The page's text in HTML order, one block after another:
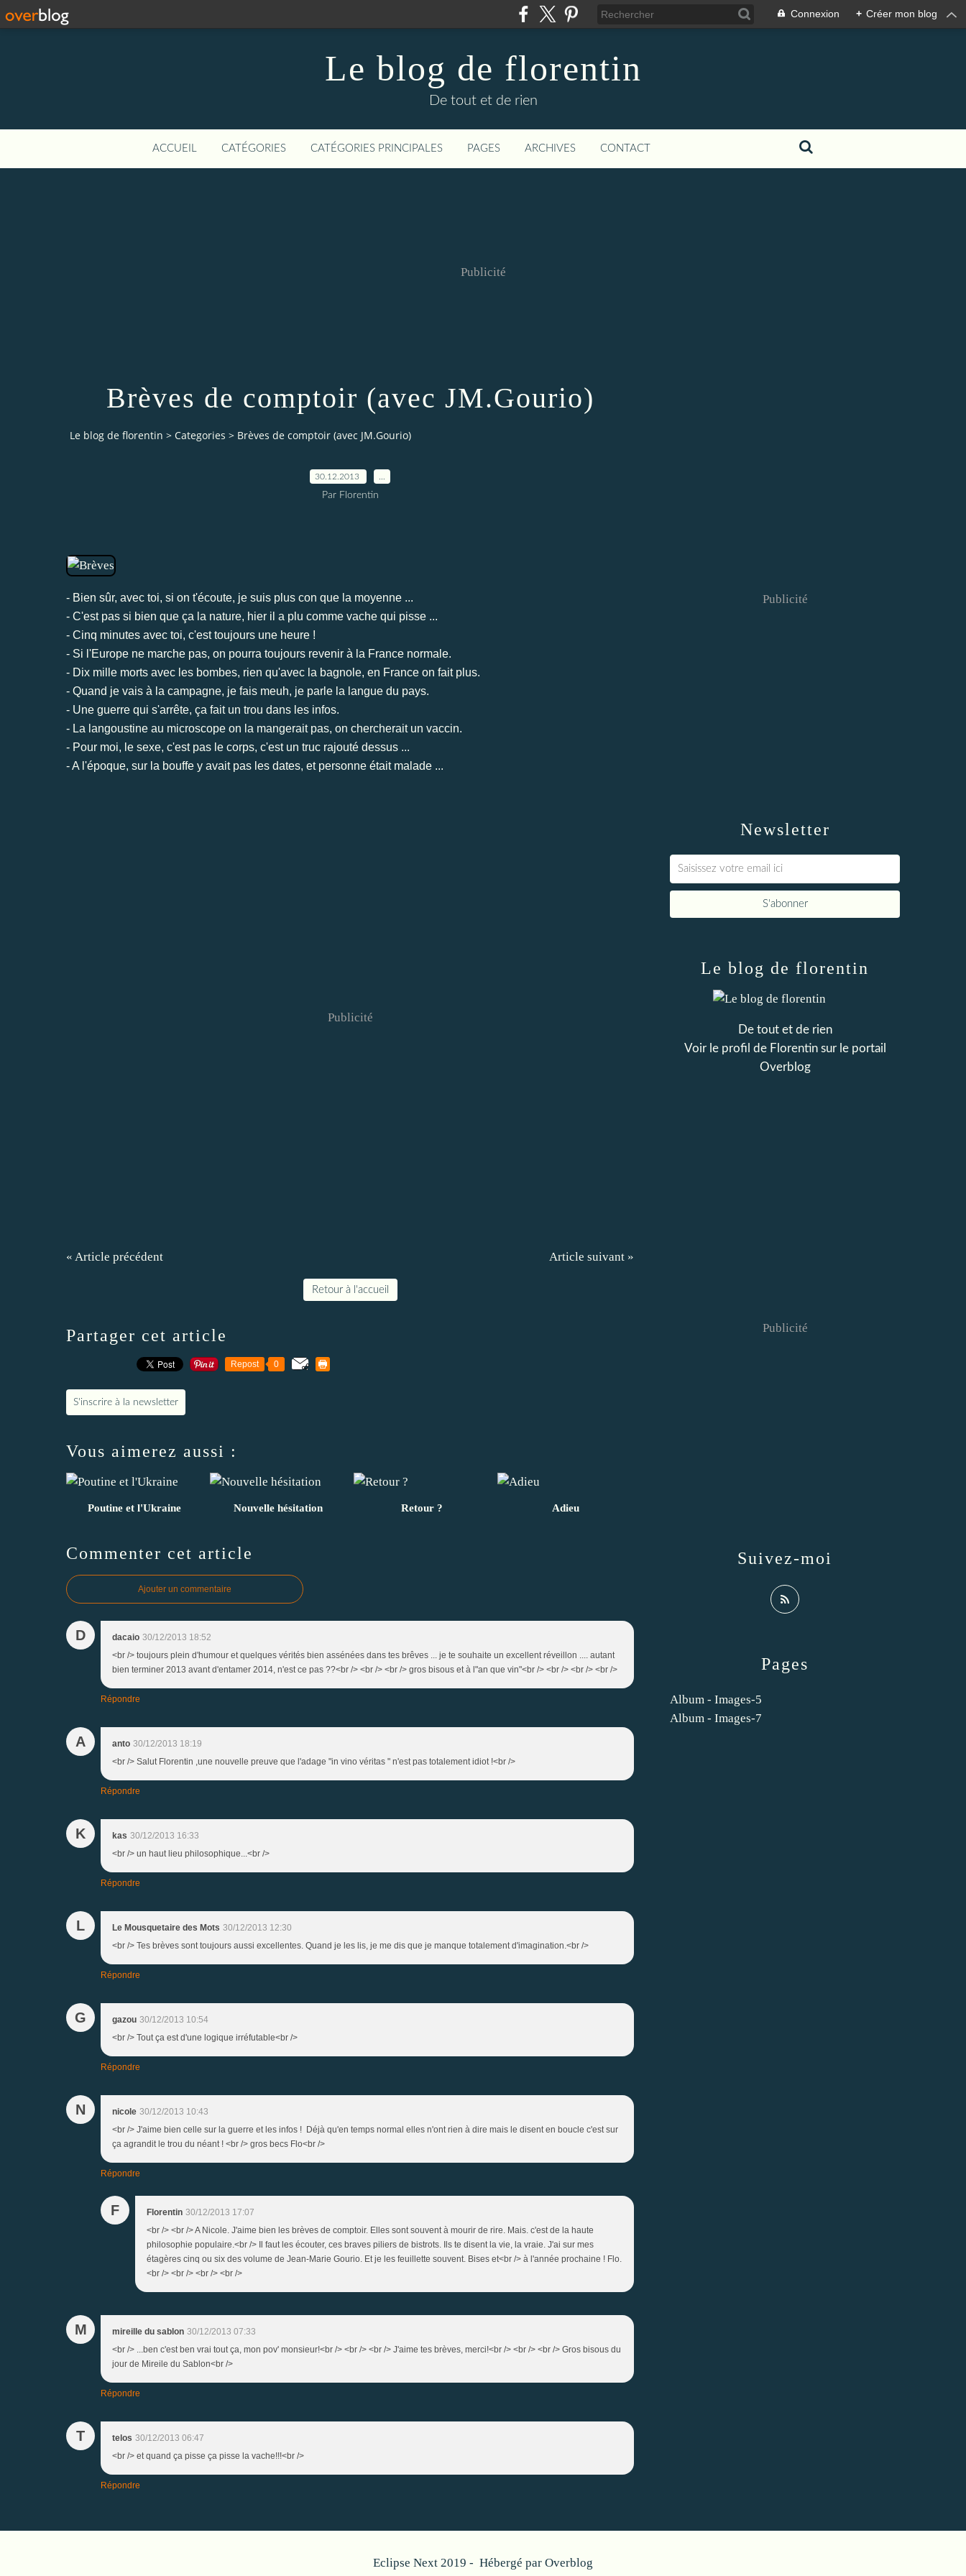
Connexion + Créer mon blog
Le blog de florentin
De tout et de rien
ACCUEIL CATÉGORIES CATÉGORIES PRINCIPALES PAGES ARCHIVES CONTACT
Publicité
Brèves de comptoir (avec JM.Gourio)
Le blog de florentin > Categories > Brèves de comptoir (avec JM.Gourio)
30.12.2013
Par Florentin
- Bien sûr, avec toi, si on t'écoute, je suis plus con que la moyenne ...
- C'est pas si bien que ça la nature, hier il a plu comme vache qui pisse ...
- Cinq minutes avec toi, c'est toujours une heure !
- Si l'Europe ne marche pas, on pourra toujours revenir à la France normale.
- Dix mille morts avec les bombes, rien qu'avec la bagnole, en France on fait plus.
- Quand je vais à la campagne, je fais meuh, je parle la langue du pays.
- Une guerre qui s'arrête, ça fait un trou dans les infos.
- La langoustine au microscope on la mangerait pas, on chercherait un vaccin.
- Pour moi, le sexe, c'est pas le corps, c'est un truc rajouté dessus ...
- A l'époque, sur la bouffe y avait pas les dates, et personne était malade ...
Publicité
« Article précédent Article suivant »
Retour à l'accueil
Partager cet article
Repost 0
S'inscrire à la newsletter
Vous aimerez aussi :
Poutine et l'Ukraine Nouvelle hésitation Retour ? Adieu
Commenter cet article
Ajouter un commentaire
D dacaio 30/12/2013 18:52
<br /> toujours plein d'humour et quelques vérités bien assénées dans tes brêves ... je te souhaite un excellent réveillon .... autant
bien terminer 2013 avant d'entamer 2014, n'est ce pas ??<br /> <br /> <br /> gros bisous et à l"an que vin"<br /> <br /> <br /> <br />
Répondre
A anto 30/12/2013 18:19
<br /> Salut Florentin ,une nouvelle preuve que l'adage "in vino véritas " n'est pas totalement idiot !<br />
Répondre
K kas 30/12/2013 16:33
<br /> un haut lieu philosophique...<br />
Répondre
L Le Mousquetaire des Mots 30/12/2013 12:30
<br /> Tes brèves sont toujours aussi excellentes. Quand je les lis, je me dis que je manque totalement d'imagination.<br />
Répondre
G gazou 30/12/2013 10:54
<br /> Tout ça est d'une logique irréfutable<br />
Répondre
N nicole 30/12/2013 10:43
<br /> J'aime bien celle sur la guerre et les infos ! Déjà qu'en temps normal elles n'ont rien à dire mais le disent en boucle c'est sur
ça agrandit le trou du néant ! <br /> gros becs Flo<br />
Répondre
F Florentin 30/12/2013 17:07
<br /> <br /> A Nicole. J'aime bien les brèves de comptoir. Elles sont souvent à mourir de rire. Mais. c'est de la haute
philosophie populaire.<br /> Il faut les écouter, ces braves piliers de bistrots. Ils te disent la vie, la vraie. J'ai sur mes
étagères cinq ou six des volume de Jean-Marie Gourio. Et je les feuillette souvent. Bises et<br /> à l'année prochaine ! Flo.
<br /> <br /> <br /> <br />
M mireille du sablon 30/12/2013 07:33
<br /> ...ben c'est ben vrai tout ça, mon pov' monsieur!<br /> <br /> <br /> J'aime tes brèves, merci!<br /> <br /> <br /> Gros bisous du
jour de Mireile du Sablon<br />
Répondre
T telos 30/12/2013 06:47
<br /> et quand ça pisse ça pisse la vache!!!<br />
Répondre
Newsletter
Publicité
Pages
Album - Images-5
Album - Images-7
Le blog de florentin
De tout et de rien
Voir le profil de Florentinsur le portail
Overblog
Suivez-moi
Publicité
Eclipse Next 2019 - Hébergé par Overblog